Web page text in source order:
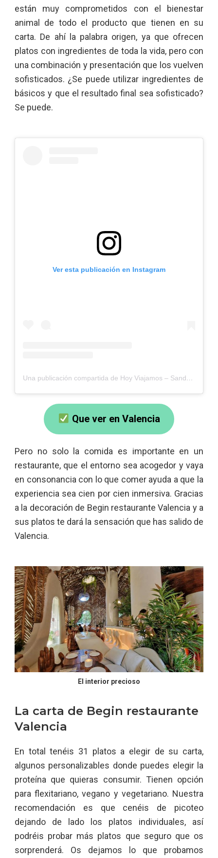
están muy comprometidos con el bienestar
animal de todo el producto que tienen en su
carta. De ahí la palabra origen, ya que ofrecen
platos con ingredientes de toda la vida, pero con
una combinación y presentación que los vuelven
sofisticados. ¿Se puede utilizar ingredientes de
básicos y que el resultado final sea sofisticado?
Se puede.
Ver esta publicación en Instagram
Una publicación compartida de Hoy Viajamos – Sandra y Juanvi (@hoyviajamos)
Que ver en Valencia
Pero no solo la comida es importante en un
restaurante, que el entorno sea acogedor y vaya
en consonancia con lo que comer ayuda a que la
experiencia sea cien por cien inmersiva. Gracias
a la decoración de Begin restaurante Valencia y a
sus platos te dará la sensación que has salido de
Valencia.
El interior precioso
La carta de Begin restaurante
Valencia
En total tenéis 31 platos a elegir de su carta,
algunos personalizables donde puedes elegir la
proteína que quieras consumir. Tienen opción
para flexitariano, vegano y vegetariano. Nuestra
recomendación es que cenéis de picoteo
dejando de lado los platos individuales, así
podréis probar más platos que seguro que os
sorprenderá. Os dejamos lo que probamos